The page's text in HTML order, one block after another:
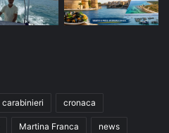
carabinieri cronaca
Martina Franca news